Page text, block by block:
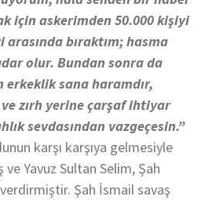
için askerimden 50.000 kişiyi
arasında bıraktım; hasma
olur. Bundan sonra da
erkeklik sana haramdır,
zırh yerine çarşaf ihtiyar
sevdasından vazgeçesin.”
karşı karşıya gelmesiyle
ve Yavuz Sultan Selim, Şah
Şah İsmail savaş